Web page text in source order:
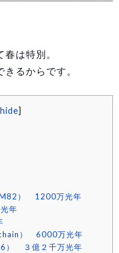
は特別。
るからです。
hide]
M82） 1200万光年
年
） 6000万光年
） ３億２千万光年